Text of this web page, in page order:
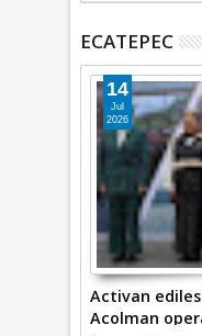
ECATEPEC
Activan
Acolman
14
Jul
2026